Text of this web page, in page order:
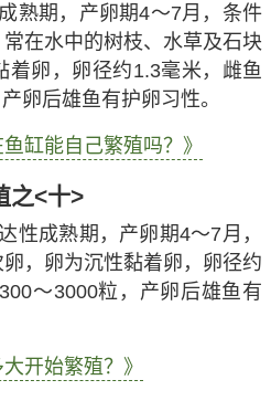
熟期，产卵期4～7月，条件
在水中的树枝、水草及石块
着卵，卵径约1.3毫米，雌鱼
卵后雄鱼有护卵习性。
鱼缸能自己繁殖吗？》
之<十>
性成熟期，产卵期4～7月，
，卵为沉性黏着卵，卵径约
～3000粒，产卵后雄鱼有
大开始繁殖？》